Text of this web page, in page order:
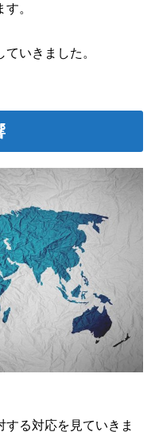
。
いきました。
る対応を見ていきま